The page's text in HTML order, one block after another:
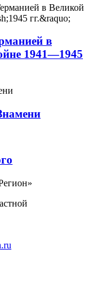
в
1941—1945